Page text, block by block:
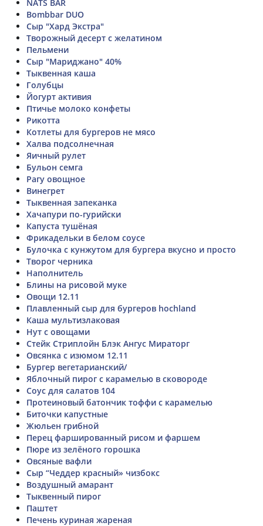
NATS BAR
Bombbar DUO
Сыр "Хард Экстра"
Творожный десерт с желатином
Пельмени
Сыр "Мариджано" 40%
Тыквенная каша
Голубцы
Йогурт активия
Птичье молоко конфеты
Рикотта
Котлеты для бургеров не мясо
Халва подсолнечная
Яичный рулет
Бульон семга
Рагу овощное
Винегрет
Тыквенная запеканка
Хачапури по-гурийски
Капуста тушёная
Фрикадельки в белом соусе
Булочка с кунжутом для бургера вкусно и просто
Творог черника
Наполнитель
Блины на рисовой муке
Овощи 12.11
Плавленный сыр для бургеров hochland
Каша мультизлаковая
Нут с овощами
Стейк Стриплойн Блэк Ангус Мираторг
Овсянка с изюмом 12.11
Бургер вегетарианский/
Яблочный пирог с карамелью в сковороде
Соус для салатов 104
Протеиновый батончик тоффи с карамелью
Биточки капустные
Жюльен грибной
Перец фаршированный рисом и фаршем
Пюре из зелёного горошка
Овсяные вафли
Сыр “Чеддер красный» чизбокс
Воздушный амарант
Тыквенный пирог
Паштет
Печень куриная жареная